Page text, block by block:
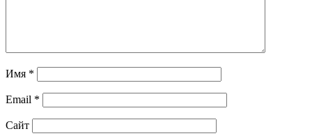
Имя *
Email *
Сайт